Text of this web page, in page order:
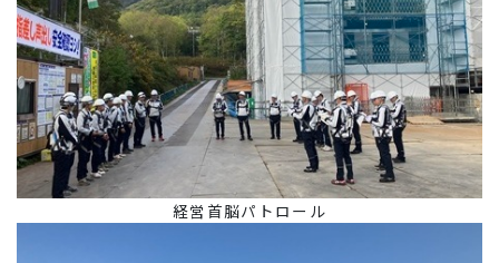
経営首脳パトロール